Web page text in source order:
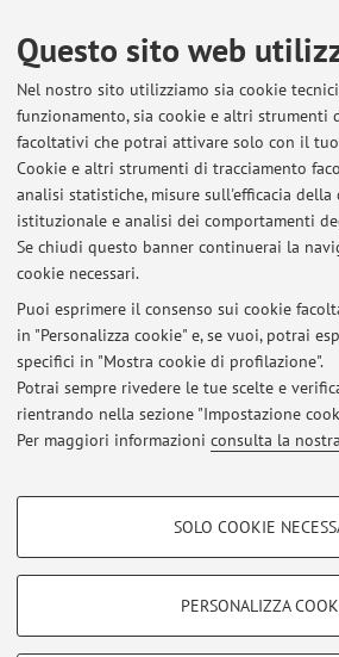
Questo sito web
Nel nostro sito utilizziamo sia cookie
funzionamento, sia cookie e altri strumenti
facoltativi che potrai attivare solo con il tuo
Cookie e altri strumenti di tracciamento
analisi statistiche, misure sull'efficacia della
istituzionale e analisi dei comportamenti
Se chiudi questo banner continuerai la
cookie necessari.
Puoi esprimere il consenso sui cookie
in "Personalizza cookie" e, se vuoi, potrai
specifici in "Mostra cookie di profilazione".
Potrai sempre rivedere le tue scelte e
rientrando nella sezione "Impostazione
Per maggiori informazioni consulta la
COOKIE DI PROFILAZIONE -
SOLO COOKIE
PERSONALIZZA
Storia economica e sociale della
millennio a.C.
Edizione e studio della
periodo proto-dinastico, neo-
babilonese.
Ultimi avvisi
Al momento non sono
Area riservata
Accedi tramiteloginper gestire tutti i